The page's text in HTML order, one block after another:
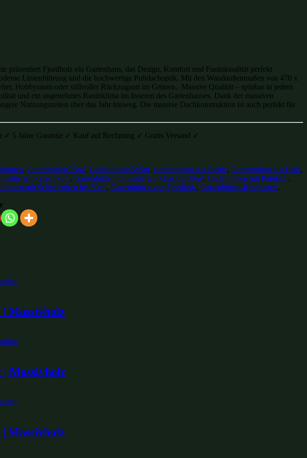
präsentiert Fjordholz ein Gartenhaus, das Design, Komfort und Funktionalität perfekt
Linienführung und die hochwertige Pultdachoptik. Mit den Wandaußenmaßen von 470 x
Hobbyraum oder stillvoller Rückzugsort im Grünen. Massive Qualität – spürbar in jedem
und ein angenehmes Raumklima im Inneren des Gartenhauses. Dank der massiven
Nutzungszeiten über das Jahr hinweg. Die massive Dachkonstruktion ist auch perfekt für
✓ 5 Jahre Garantie ✓ Kauf auf Rechnung ✓ Gratis Versand ✓
, Gartenhütten 25m², Gartenhütten 5x5m, Gartenhütten aus Fichte, Gartenhütten aus Holz,
isoliertem Glas 5x5m, Gartenhütten mit isoliertem Glas bis 30m², Gartenhütten mit Pultdach,
mit Schiebetüren bis 30m², Gartenhütten von Fjordholz, Gartenhütten-Restposten,
Massivholz
Massivholz
Massivholz